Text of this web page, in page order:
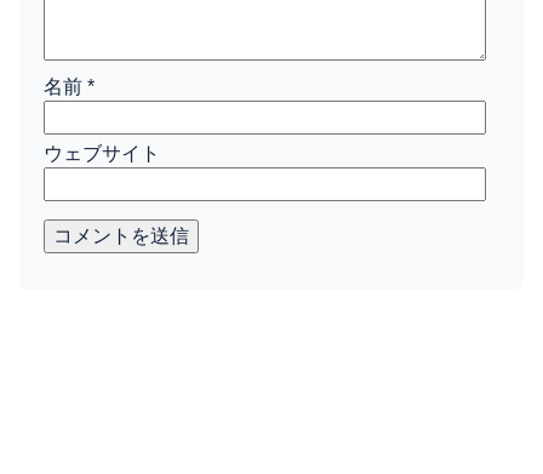
名前 *
ウェブサイト
コメントを送信